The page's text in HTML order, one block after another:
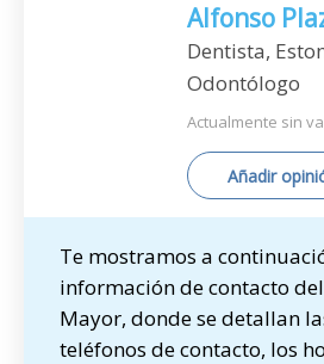
Alfonso
Dentista,
Odontólogo
Actualmente sin
Añadir
Te mostramos a
información de contacto
Mayor, donde se detallan
teléfonos de contacto, los